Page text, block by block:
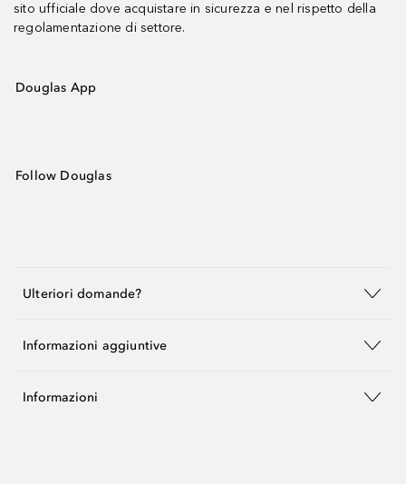
sito ufficiale dove acquistare in sicurezza e nel rispetto della
regolamentazione di settore.
Douglas App
Follow Douglas
Ulteriori domande?
Informazioni aggiuntive
Informazioni